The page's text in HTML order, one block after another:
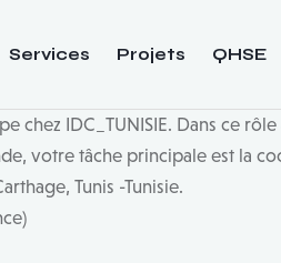
Services Projets QHSE
IDC_TUNISIE. Dans ce
votre tâche principale est la
Tunis -Tunisie.